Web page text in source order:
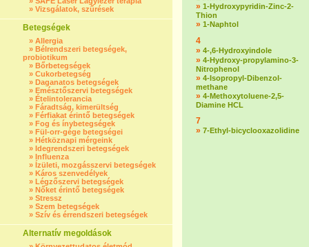
» Vizsgálatok, szűrések
Betegségek
» Allergia
» Bélrendszeri betegségek,
probiotikum
» Bőrbetegségek
» Cukorbetegség
» Daganatos betegségek
» Emésztőszervi betegségek
» Ételintolerancia
» Fáradtság, kimerültség
» Férfiakat érintő betegségek
» Fog és ínybetegségek
» Fül-orr-gége betegségei
» Hétköznapi mérgeink
» Idegrendszeri betegségek
» Influenza
» Ízületi, mozgásszervi betegségek
» Káros szenvedélyek
» Légzőszervi betegségek
» Nőket érintő betegségek
» Stressz
» Szem betegségek
» Szív és érrendszeri betegségek
Alternatív megoldások
» 1-Hydroxypyridin-Zinc-2-
Thion
» 1-Naphtol
4
» 4-,6-Hydroxyindole
» 4-Hydroxy-propylamino-3-
Nitrophenol
» 4-Isopropyl-Dibenzol-
methane
» 4-Methoxytoluene-2,5-
Diamine HCL
7
» 7-Ethyl-bicyclooxazolidine